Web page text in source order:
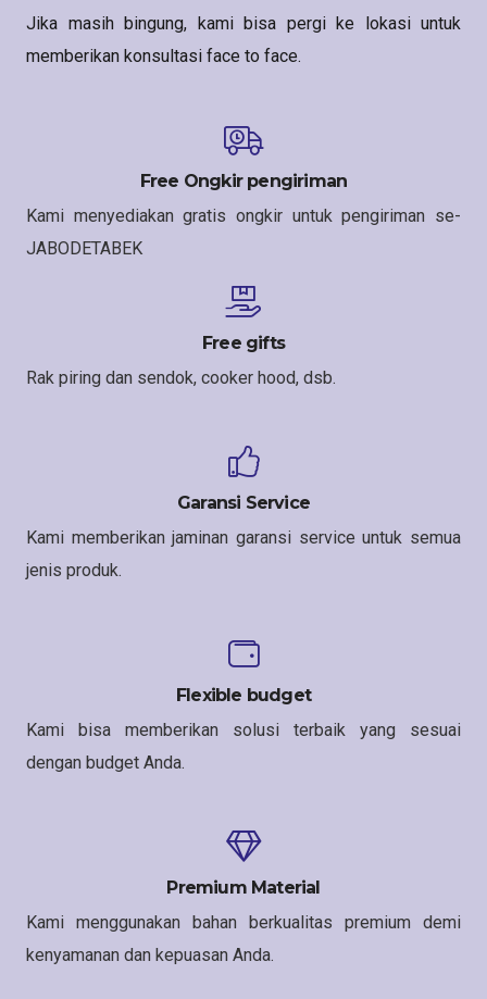
Jika masih bingung, kami bisa pergi ke lokasi untuk
memberikan konsultasi face to face.
Free Ongkir pengiriman
Kami menyediakan gratis ongkir untuk pengiriman se-
JABODETABEK
Free gifts
Rak piring dan sendok, cooker hood, dsb.
Garansi Service
Kami memberikan jaminan garansi service untuk semua
jenis produk.
Flexible budget
Kami bisa memberikan solusi terbaik yang sesuai
dengan budget Anda.
Premium Material
Kami menggunakan bahan berkualitas premium demi
kenyamanan dan kepuasan Anda.